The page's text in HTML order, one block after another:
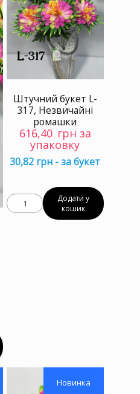
Штучний букет L-
317, Незвичайні
ромашки
616,40 грн за
упаковку
30,82 грн - за букет
Додати у
кошик
Новинка